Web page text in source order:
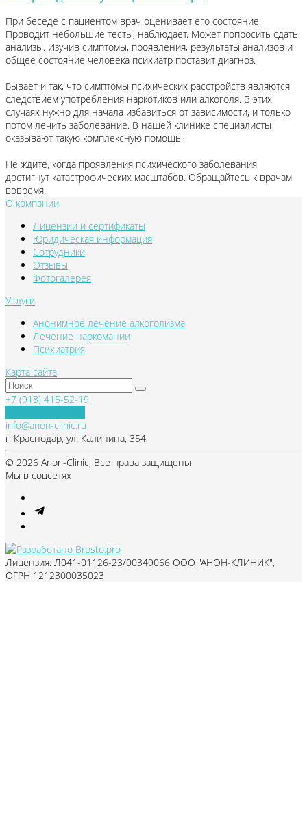
При беседе с пациентом врач оценивает его состояние.
Проводит небольшие тесты, наблюдает. Может попросить сдать
анализы. Изучив симптомы, проявления, результаты анализов и
общее состояние человека психиатр поставит диагноз.
Бывает и так, что симптомы психических расстройств являются
следствием употребления наркотиков или алкоголя. В этих
случаях нужно для начала избавиться от зависимости, и только
потом лечить заболевание. В нашей клинике специалисты
оказывают такую комплексную помощь.
Не ждите, когда проявления психического заболевания
достигнут катастрофических масштабов. Обращайтесь к врачам
вовремя.
О компании
Лицензии и сертификаты
Юридическая информация
Сотрудники
Отзывы
Фотогалерея
Услуги
Анонимное лечение алкоголизма
Лечение наркомании
Психиатрия
Карта сайта
+7 (918) 415-52-19
info@anon-clinic.ru
г. Краснодар, ул. Калинина, 354
© 2026 Anon-Clinic, Все права защищены
Мы в соцсетях
Лицензия: Л041-01126-23/00349066 ООО "АНОН-КЛИНИК",
ОГРН 1212300035023